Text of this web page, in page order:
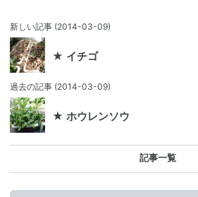
新しい記事 (2014-03-09)
★ イチゴ
過去の記事 (2014-03-09)
★ ホウレンソウ
記事一覧